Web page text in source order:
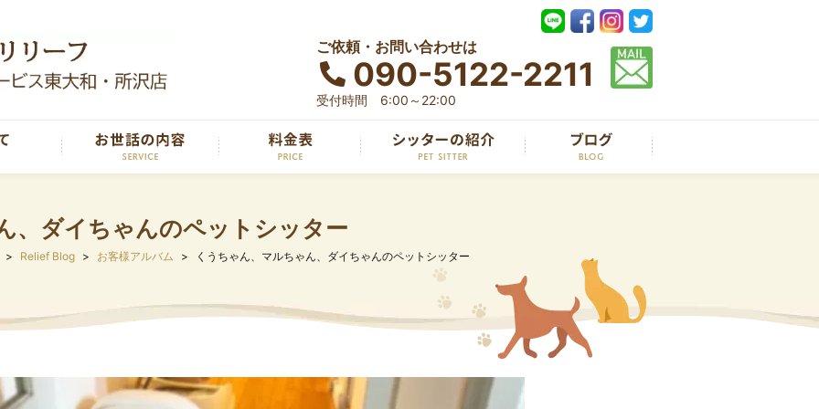
ご依頼・お問い合わせは
090-5122-2211
受付時間 6:00～22:00
、ダイちゃんのペットシッター
Relief Blog お客様アルバム くうちゃん、マルちゃん、ダイちゃんのペットシッター